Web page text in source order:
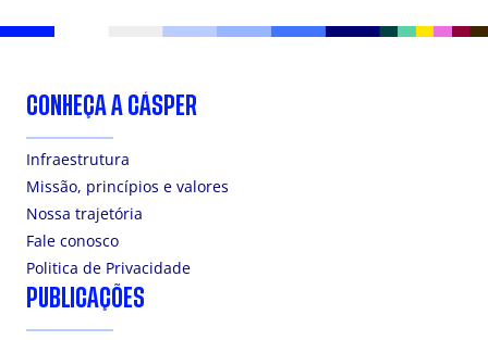
CONHEÇA A CÁSPER
Infraestrutura
Missão, princípios e valores
Nossa trajetória
Fale conosco
Politica de Privacidade
PUBLICAÇÕES